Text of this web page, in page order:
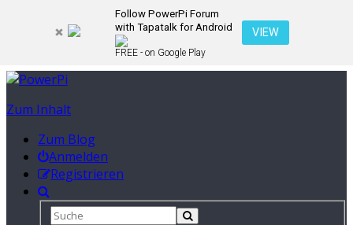
Follow PowerPi Forum
with Tapatalk for Android
FREE - on Google Play
VIEW
Zum Inhalt
Zum Blog
Anmelden
Registrieren